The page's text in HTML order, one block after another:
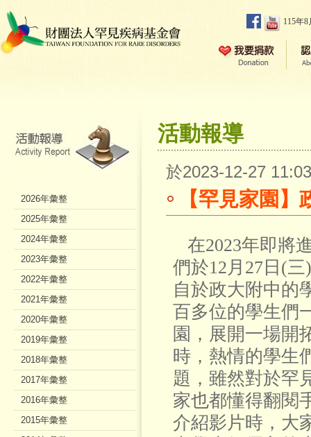
115年
活動報導
於2023-12-27
【罕見家園
在2023年即將
們於12月27日(
自於政大附中的
百多位的學生們
園，展開一場開
時，熱情的學生
題，雖然對於罕
家也都懂得翻閱
介紹影片時，大
2026年彙整
2025年彙整
2024年彙整
2023年彙整
2022年彙整
2021年彙整
2020年彙整
2019年彙整
2018年彙整
2017年彙整
2016年彙整
2015年彙整